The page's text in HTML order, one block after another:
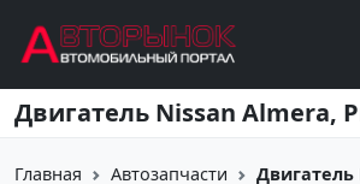
Перейти к основному содержанию
Главная Автозапчасти Двигатель